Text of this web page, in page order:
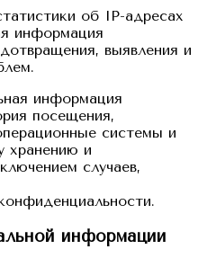
об IP-адресах
информация
выявления и
информация
посещения,
системы и
хранению и
случаев,
информации